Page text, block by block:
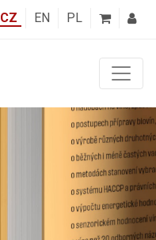
CZ EN PL